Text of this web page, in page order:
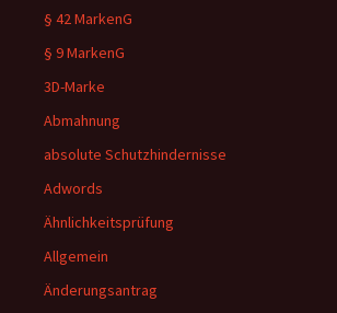
§ 42 MarkenG
§ 9 MarkenG
3D-Marke
Abmahnung
absolute Schutzhindernisse
Adwords
Ähnlichkeitsprüfung
Allgemein
Änderungsantrag